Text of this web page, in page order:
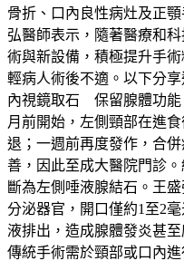
骨折、口內良性病灶及正
弘醫師表示，隨著醫療和
術與新設備，積極提升手
輕病人術後不適。以下分
內視鏡取石 保留腺體功能
月前開始，左側頸部在進
退；一週前再度發作，合
善，因此至成大醫院門診
斷為左側唾液腺結石。王
分泌器官，開口僅約1至2
液排出，造成腺體發炎甚
傳統手術需於頸部或口內